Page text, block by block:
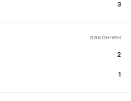
3
закончен
2
1